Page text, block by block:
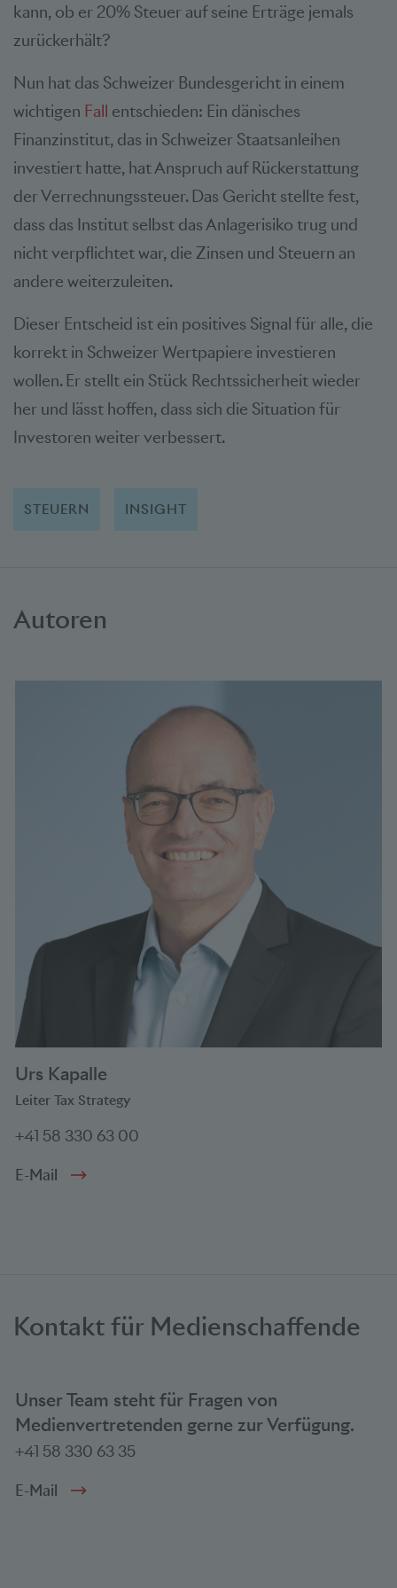
kann, ob er 20% Steuer auf seine Erträge jemals
zurückerhält?
Nun hat das Schweizer Bundesgericht in einem
wichtigen Fall entschieden: Ein dänisches
Finanzinstitut, das in Schweizer Staatsanleihen
investiert hatte, hat Anspruch auf Rückerstattung
der Verrechnungssteuer. Das Gericht stellte fest,
dass das Institut selbst das Anlagerisiko trug und
nicht verpflichtet war, die Zinsen und Steuern an
andere weiterzuleiten.
Dieser Entscheid ist ein positives Signal für alle, die
korrekt in Schweizer Wertpapiere investieren
wollen. Er stellt ein Stück Rechtssicherheit wieder
her und lässt hoffen, dass sich die Situation für
Investoren weiter verbessert.
STEUERN INSIGHT
Autoren
Urs Kapalle
Leiter Tax Strategy
+41 58 330 63 00
E-Mail
Kontakt für Medienschaffende
Unser Team steht für Fragen von
Medienvertretenden gerne zur Verfügung.
+41 58 330 63 35
E-Mail